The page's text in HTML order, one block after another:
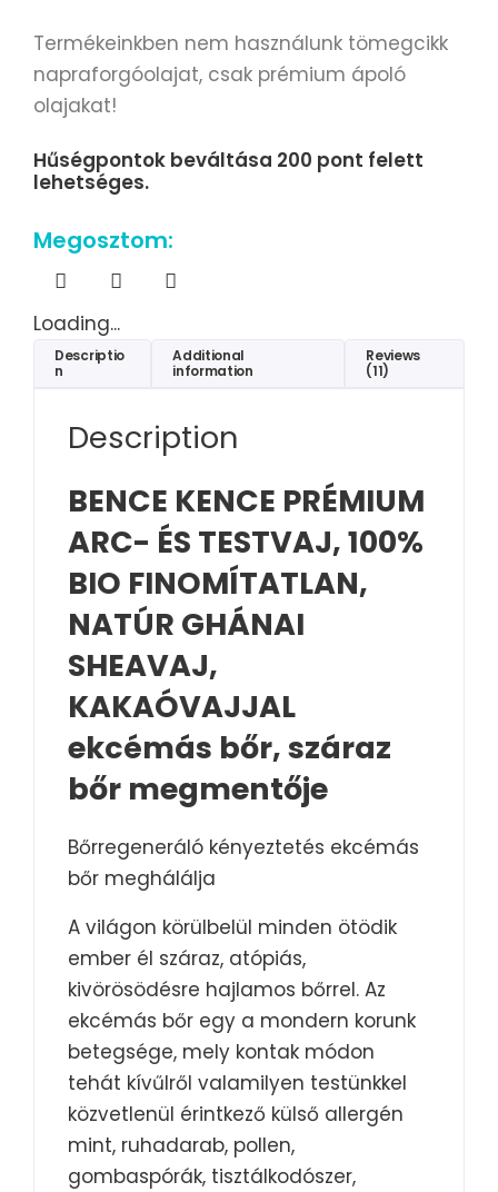
Termékeinkben nem használunk tömegcikk
napraforgóolajat, csak prémium ápoló
olajakat!
Hűségpontok beváltása 200 pont felett
lehetséges.
Megosztom:
Loading...
Descriptio
n
Additional
information
Reviews
(11)
Description
BENCE KENCE PRÉMIUM
ARC- ÉS TESTVAJ, 100%
BIO FINOMÍTATLAN,
NATÚR GHÁNAI
SHEAVAJ,
KAKAÓVAJJAL
ekcémás bőr, száraz
bőr megmentője
Bőrregeneráló kényeztetés ekcémás
bőr meghálálja
A világon körülbelül minden ötödik
ember él száraz, atópiás,
kivörösödésre hajlamos bőrrel. Az
ekcémás bőr egy a mondern korunk
betegsége, mely kontak módon
tehát kívűlről valamilyen testünkkel
közvetlenül érintkező külső allergén
mint, ruhadarab, pollen,
gombaspórák, tisztálkodószer,